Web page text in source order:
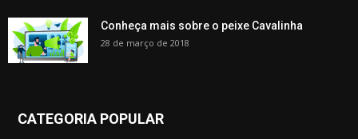
Conheça mais sobre o peixe Cavalinha
28 de março de 2018
CATEGORIA POPULAR